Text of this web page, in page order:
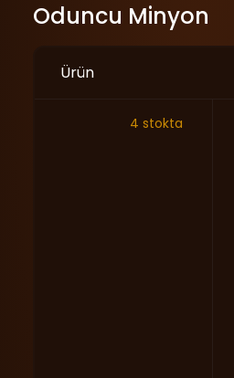
Oduncu Minyon
Ürün
4 stokta